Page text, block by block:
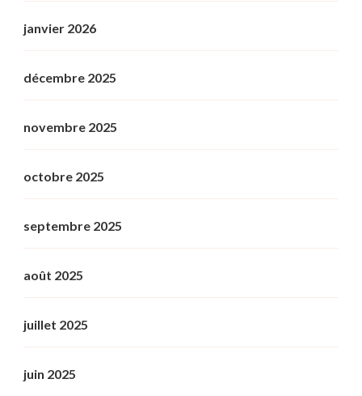
janvier 2026
décembre 2025
novembre 2025
octobre 2025
septembre 2025
août 2025
juillet 2025
juin 2025